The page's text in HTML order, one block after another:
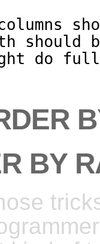
should
do
BY